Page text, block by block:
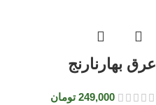
عرق بهارنارنج
249,000 تومان